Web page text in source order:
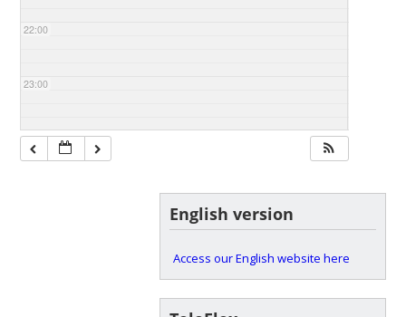
22:00
23:00
English version
Access our English website here